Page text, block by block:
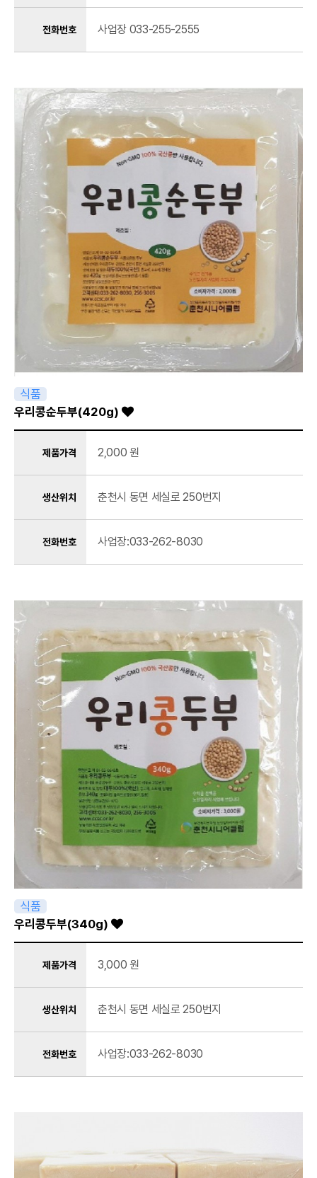
전화번호 사업장 033-255-2555
식품
우리콩순두부(420g)
제품가격 2,000 원
생산위치 춘천시 동면 세실로 250번지
전화번호 사업장:033-262-8030
식품
우리콩두부(340g)
제품가격 3,000 원
생산위치 춘천시 동면 세실로 250번지
전화번호 사업장:033-262-8030